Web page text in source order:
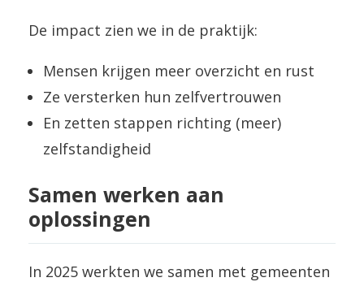
De impact zien we in de praktijk:
Mensen krijgen meer overzicht en rust
Ze versterken hun zelfvertrouwen
En zetten stappen richting (meer)
zelfstandigheid
Samen werken aan
oplossingen
In 2025 werkten we samen met gemeenten